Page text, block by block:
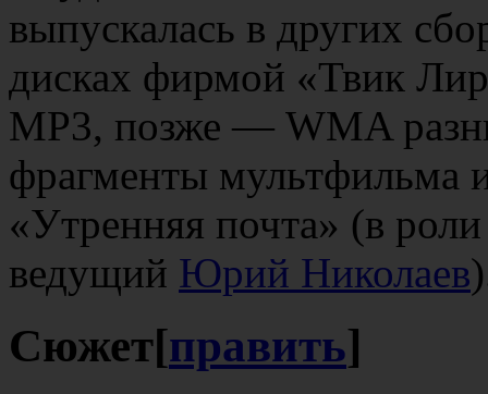
выпускалась в других
дисках фирмой «Твик
MP3, позже — WMA
фрагменты мультфильма
«Утренняя почта» (в
ведущий Юрий Николаев
Сюжет[править]